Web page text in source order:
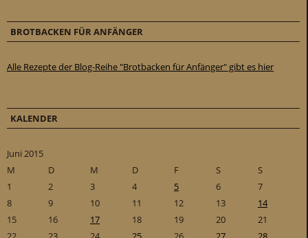
BROTBACKEN FÜR ANFÄNGER
Alle Rezepte der Blog-Reihe "Brotbacken für Anfänger" gibt es hier
KALENDER
Juni 2015
M
D M D F S
S
1
2 3 4 5 6
7
8
9 10 11 12 13
14
15
16 17 18 19 20
21